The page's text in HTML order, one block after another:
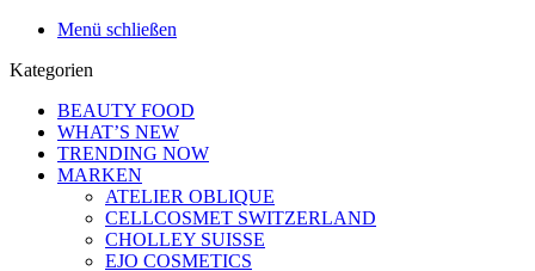
Menü schließen
Kategorien
BEAUTY FOOD
WHAT’S NEW
TRENDING NOW
MARKEN
ATELIER OBLIQUE
CELLCOSMET SWITZERLAND
CHOLLEY SUISSE
EJO COSMETICS